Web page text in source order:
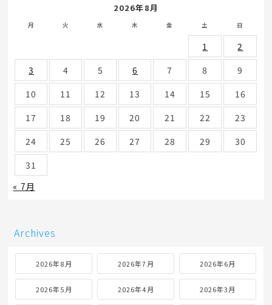
2026年8月
月 火 水 木 金 土 日
1
2
3
4 5 6 7 8
9
10
11 12 13 14 15
16
17
18 19 20 21 22
23
24
25 26 27 28 29
30
31
« 7月
Archives
2026年8月 2026年7月 2026年6月
2026年5月 2026年4月 2026年3月